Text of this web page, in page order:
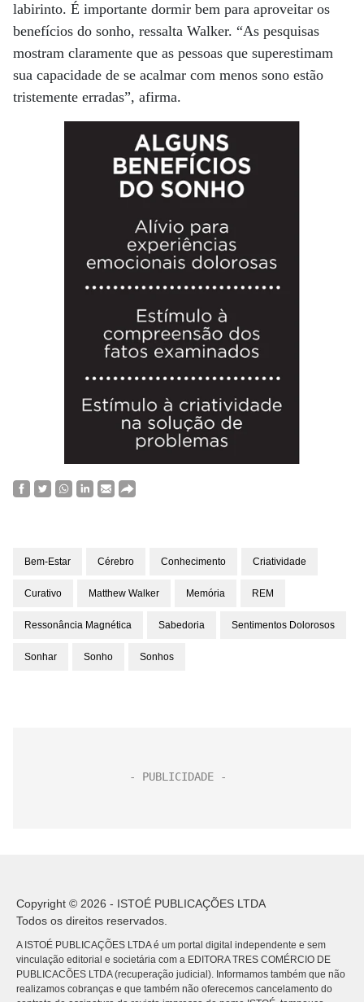
labirinto. É importante dormir bem para aproveitar os
benefícios do sonho, ressalta Walker. “As pesquisas
mostram claramente que as pessoas que superestimam
sua capacidade de se acalmar com menos sono estão
tristemente erradas”, afirma.
Bem-Estar Cérebro Conhecimento Criatividade
Curativo Matthew Walker Memória REM
Ressonância Magnética Sabedoria Sentimentos Dolorosos
Sonhar Sonho Sonhos
Copyright © 2026 - ISTOÉ PUBLICAÇÕES LTDA
Todos os direitos reservados.
A ISTOÉ PUBLICAÇÕES LTDA é um portal digital independente e sem
vinculação editorial e societária com a EDITORA TRES COMÉRCIO DE
PUBLICACÕES LTDA (recuperação judicial). Informamos também que não
realizamos cobranças e que também não oferecemos cancelamento do